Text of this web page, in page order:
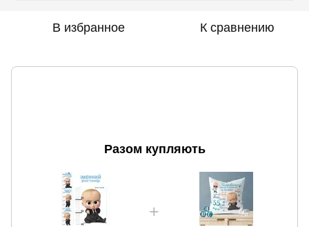
В избранное К сравнению
Разом купляють